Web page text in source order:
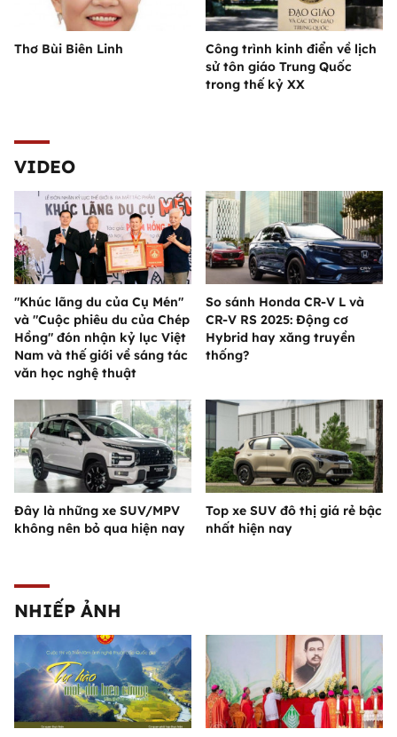
Thơ Bùi Biên Linh
Công trình kinh điển về lịch
sử tôn giáo Trung Quốc
trong thế kỷ XX
VIDEO
"Khúc lãng du của Cụ Mén"
và "Cuộc phiêu du của Chép
Hồng" đón nhận kỷ lục Việt
Nam và thế giới về sáng tác
văn học nghệ thuật
So sánh Honda CR-V L và
CR-V RS 2025: Động cơ
Hybrid hay xăng truyền
thống?
Đây là những xe SUV/MPV
không nên bỏ qua hiện nay
Top xe SUV đô thị giá rẻ bậc
nhất hiện nay
NHIẾP ẢNH